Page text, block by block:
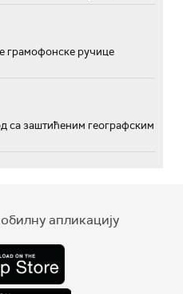
грамофонске ручице
са заштићеним географским
апликацију